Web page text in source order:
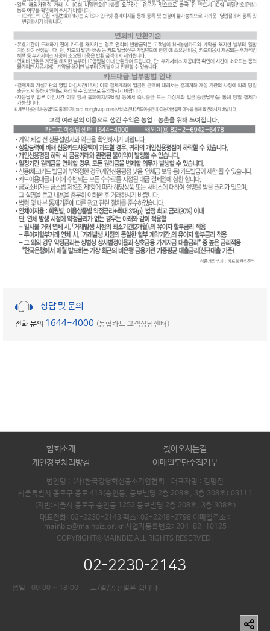
상담 및 문의
전화 문의 1644-4000 (농협카드 고객상담센터)
협회소개
찾아오시는길
개인정보처리방침
이메일무단수집거부
법인명 : (사)한국경영혁신중소기업협회 대표자명 : 김명진
서울특별시 종로구 종로 413(숭인동, 동보빌딩 2층 208호, 3층 308호) 03111
(지번:서울시 종로구 숭인동 1252 동보빌딩 2층 208호, 3층 308호)
대표전화: 02-2230-2143 팩스: 02-2248-2798 이메일주소 :
mainbiz@mainbiz.or.kr 사업자등록번호: 204-82-10125
COPYRIGHTⓒMAINBIZ ALL RIGHTS RESERVED.
02-2230-2143
평일 : 09:00 ~ 18:00 토/일/공휴일은 쉽니다.